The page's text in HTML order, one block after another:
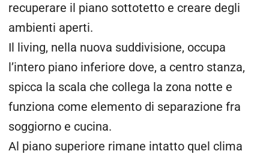
recuperare il piano sottotetto e creare degli
ambienti aperti.
Il living, nella nuova suddivisione, occupa
l’intero piano inferiore dove, a centro stanza,
spicca la scala che collega la zona notte e
funziona come elemento di separazione fra
soggiorno e cucina.
Al piano superiore rimane intatto quel clima